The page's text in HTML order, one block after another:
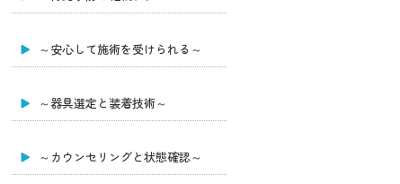
～安心して施術を受けられる～
～器具選定と装着技術～
～カウンセリングと状態確認～